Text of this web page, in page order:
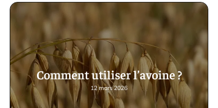
Comment utiliser l’avoine ?
12 mars 2026